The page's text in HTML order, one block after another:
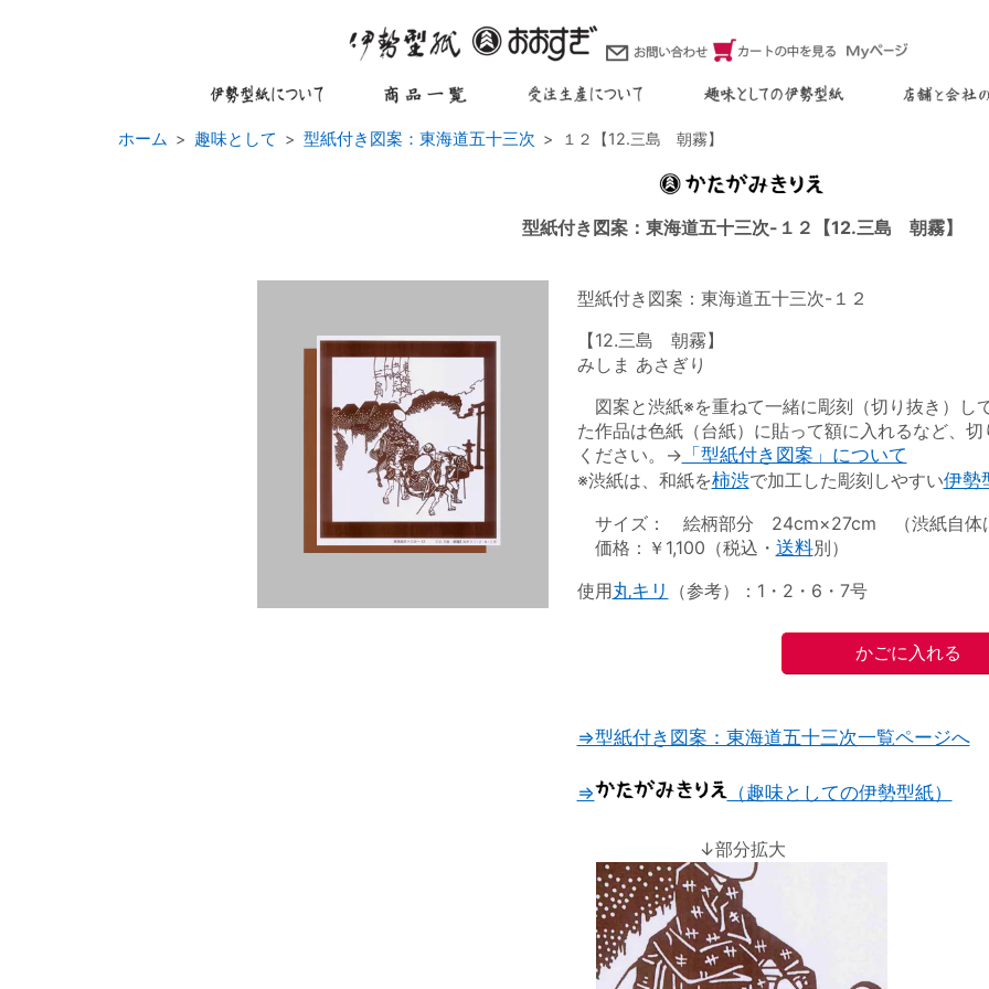
ホーム 趣味として 型紙付き図案：東海道五十三次 １２【12.三島 朝霧】
型紙付き図案：東海道五十三次-１２【12.三島 朝霧】
型紙付き図案：東海道五十三次-１２
【12.三島 朝霧】
みしま あさぎり
図案と渋紙※を重ねて一緒に彫刻（切り抜き）し
た作品は色紙（台紙）に貼って額に入れるなど、
ください。→ 「型紙付き図案」について
※渋紙は、和紙を柿渋で加工した彫刻しやすい伊勢
サイズ： 絵柄部分 24cm×27cm （渋紙自体
価格：￥1,100（税込・ 送料別）
使用丸キリ （参考）：1・2・6・7号
⇒型紙付き図案：東海道五十三次一覧ページへ
⇒ （趣味としての伊勢型紙）
↓部分拡大